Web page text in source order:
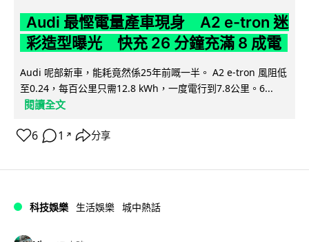
Audi 最慳電量產車現身 A2 e-tron 迷
彩造型曝光 快充 26 分鐘充滿 8 成電
Audi 呢部新車，能耗竟然係25年前嘅一半。 A2 e-tron 風阻低
至0.24，每百公里只需12.8 kWh，一度電行到7.8公里。6...
閱讀全文
6 1 ↗ 分享
科技娛樂 生活娛樂 城中熱話